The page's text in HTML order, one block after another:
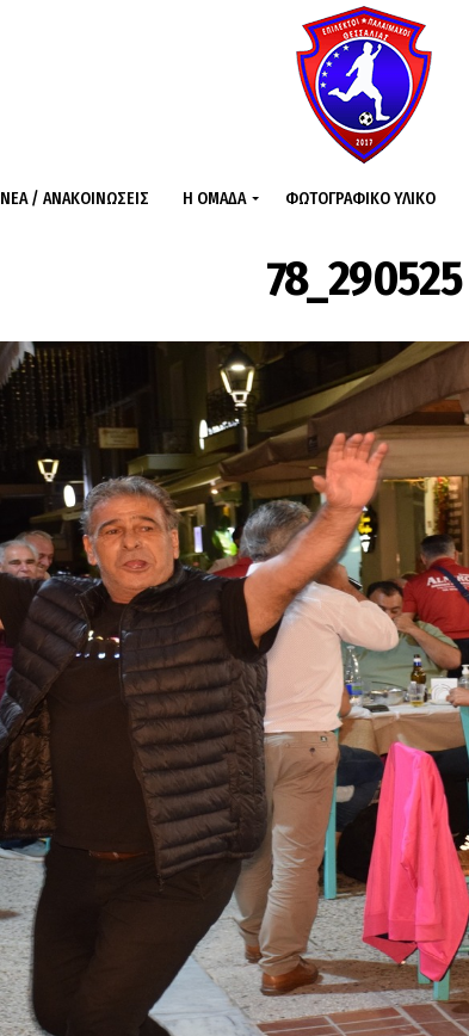
ΝΈΑ / ΑΝΑΚΟΙΝΏΣΕΙΣ Η ΟΜΆΔΑ ΦΩΤΟΓΡΑΦΙΚΌ ΥΛΙΚΌ
78_290525